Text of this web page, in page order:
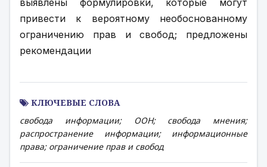
выявлены формулировки, которые могут
привести к вероятному необоснованному
ограничению прав и свобод; предложены
рекомендации
КЛЮЧЕВЫЕ СЛОВА
свобода информации; ООН; свобода мнения;
распространение информации; информационные
права; ограничение прав и свобод